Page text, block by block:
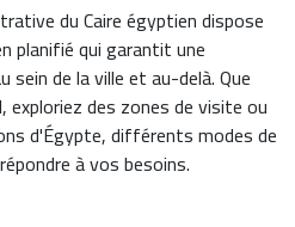
du Caire égyptien dispose
planifié qui garantit une
de la ville et au-delà. Que
des zones de visite ou
d'Égypte, différents modes de
à vos besoins.